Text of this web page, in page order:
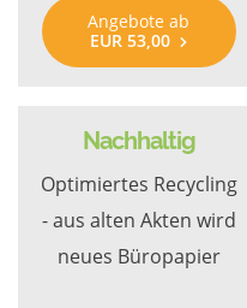
Angebote ab
EUR 53,00
Nachhaltig
Optimiertes Recycling
- aus alten Akten wird
neues Büropapier